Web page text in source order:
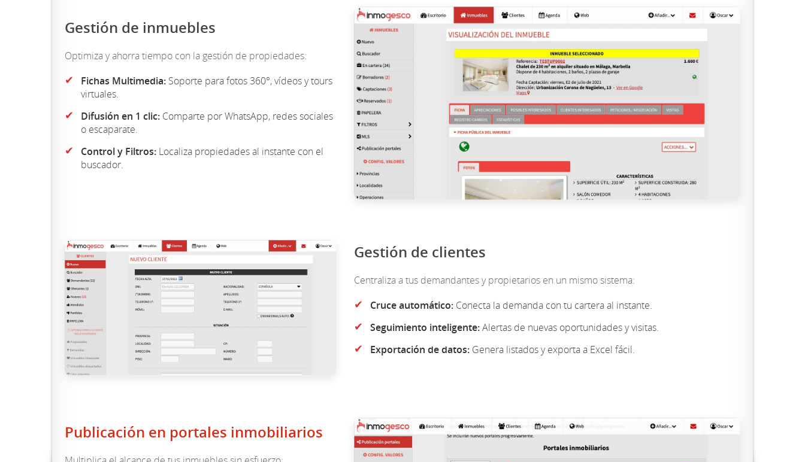
Gestión de inmuebles
Optimiza y ahorra tiempo con la gestión de propiedades:
✔ Fichas Multimedia: Soporte para fotos 360°, vídeos y tours
virtuales.
✔ Difusión en 1 clic: Comparte por WhatsApp, redes sociales
o escaparate.
✔ Control y Filtros: Localiza propiedades al instante con el
buscador.
Gestión de clientes
Centraliza a tus demandantes y propietarios en un mismo sistema:
✔ Cruce automático:Conecta la demanda con tu cartera al instante.
✔ Seguimiento inteligente:Alertas de nuevas oportunidades y visitas.
✔ Exportación de datos:Genera listados y exporta a Excel fácil.
Publicación en portales inmobiliarios